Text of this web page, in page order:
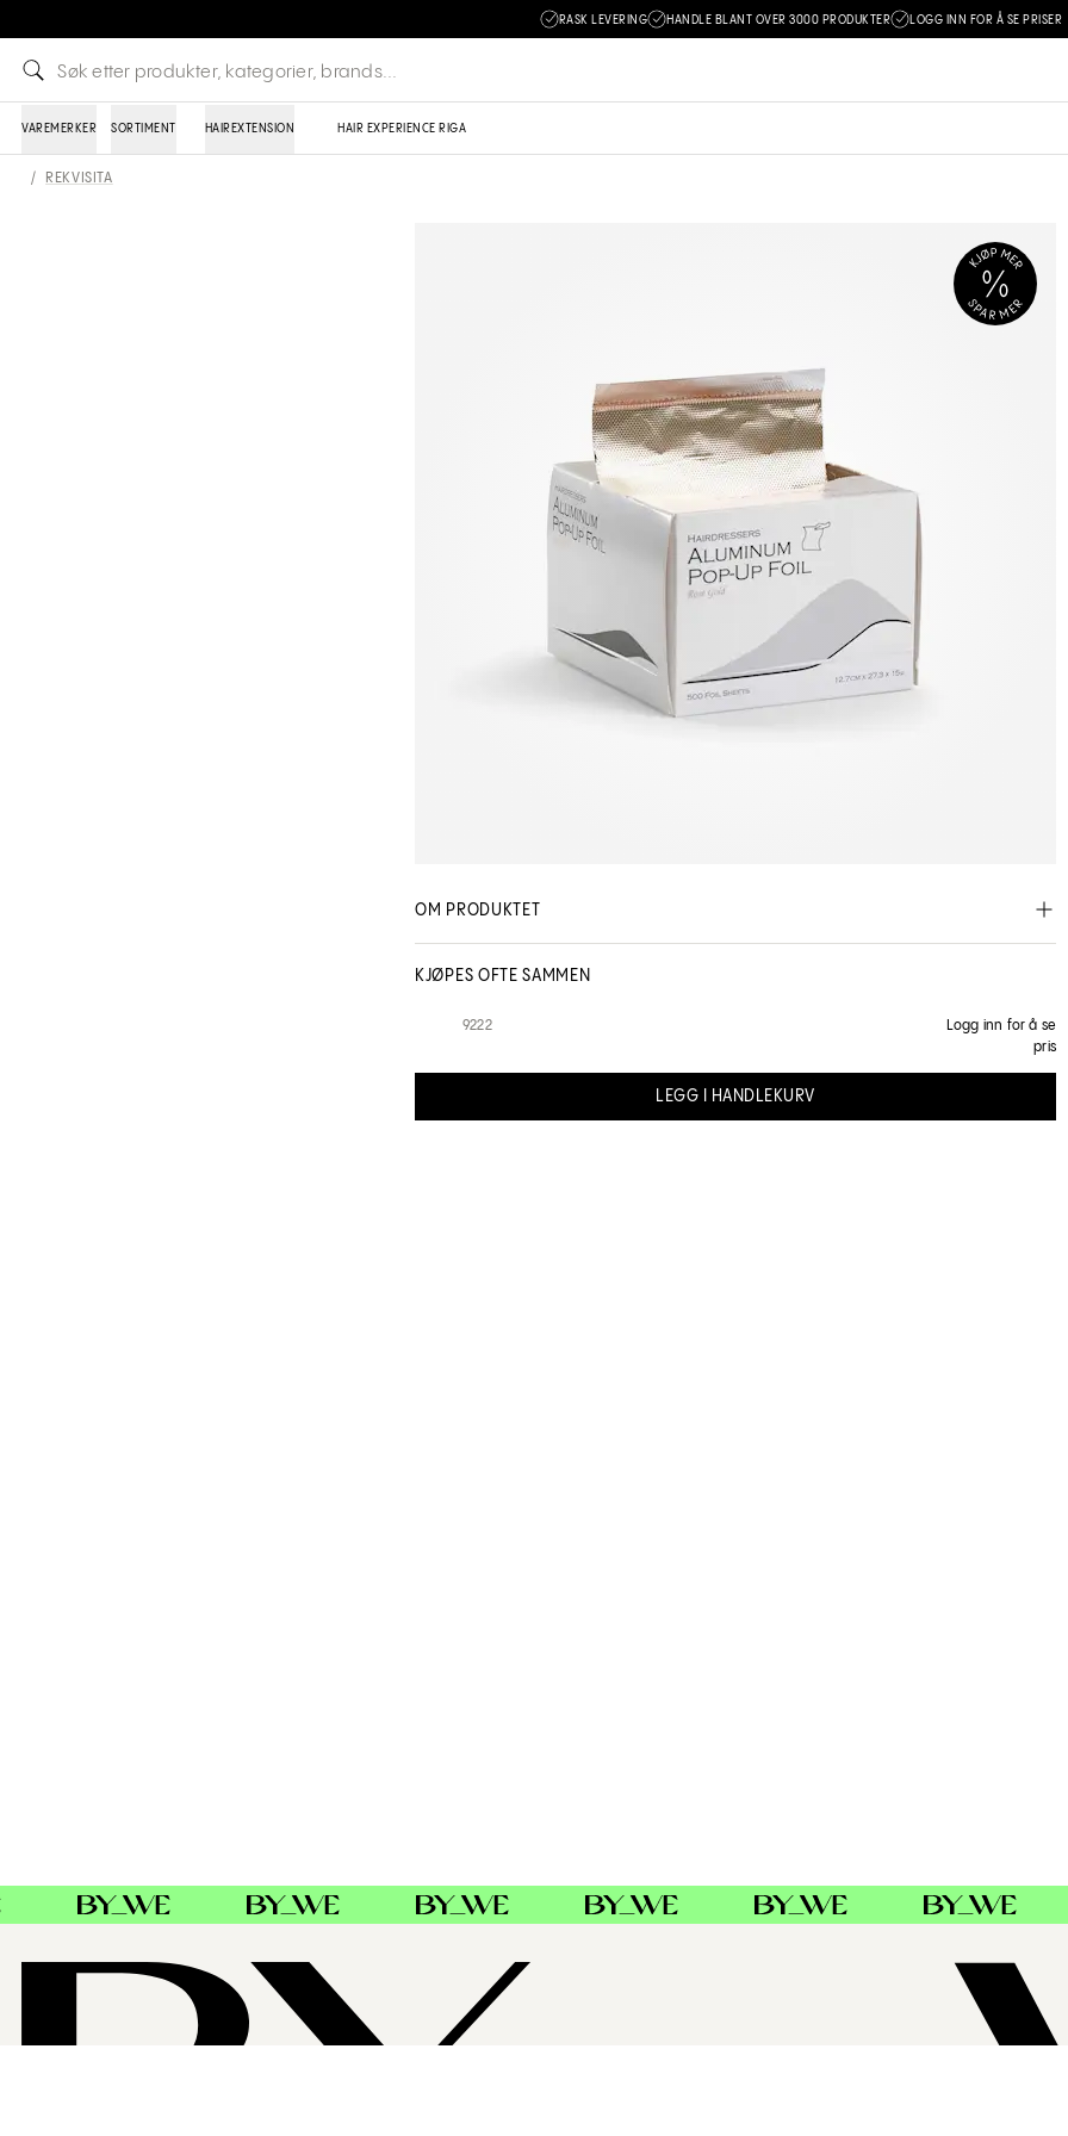
RASK LEVERING HANDLE BLANT OVER 3000 PRODUKTER LOGG INN FOR Å SE PRISER
VAREMERKER SORTIMENT HAIREXTENSION HAIR EXPERIENCE RIGA
/ REKVISITA
OM PRODUKTET
KJØPES OFTE SAMMEN
9222
Logg inn for å se
pris
LEGG I HANDLEKURV